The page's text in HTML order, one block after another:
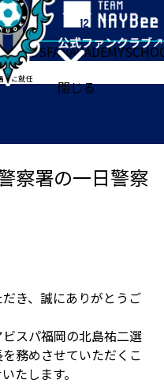
閉じる
GOODSFANACADEMY
長に就任
察署の一日警察
き、誠にありがとうご
スパ福岡の北島祐二選
務めさせていただくこ
たします。